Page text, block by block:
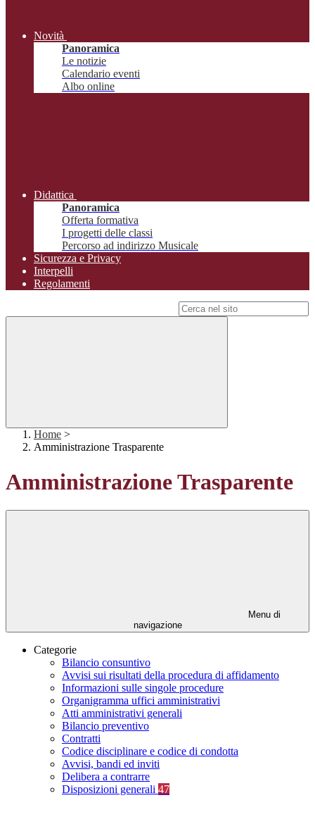
Novità
Panoramica
Le notizie
Calendario eventi
Albo online
Didattica
Panoramica
Offerta formativa
I progetti delle classi
Percorso ad indirizzo Musicale
Sicurezza e Privacy
Interpelli
Regolamenti
Home >
Amministrazione Trasparente
Amministrazione Trasparente
Menu di
navigazione
Categorie
Bilancio consuntivo
Avvisi sui risultati della procedura di affidamento
Informazioni sulle singole procedure
Organigramma uffici amministrativi
Atti amministrativi generali
Bilancio preventivo
Contratti
Codice disciplinare e codice di condotta
Avvisi, bandi ed inviti
Delibera a contrarre
Disposizioni generali 47